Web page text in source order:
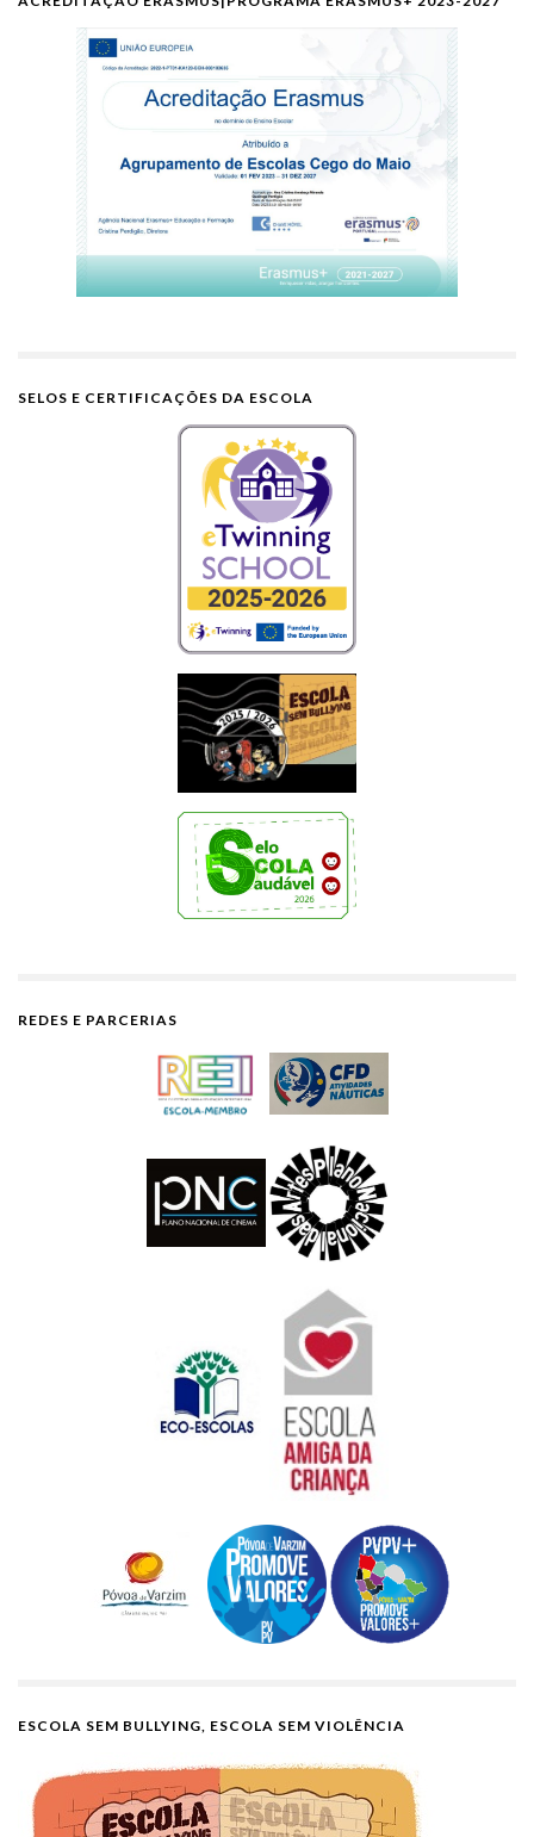
SELOS E CERTIFICAÇÕES DA ESCOLA
REDES E PARCERIAS
ESCOLA SEM BULLYING, ESCOLA SEM VIOLÊNCIA